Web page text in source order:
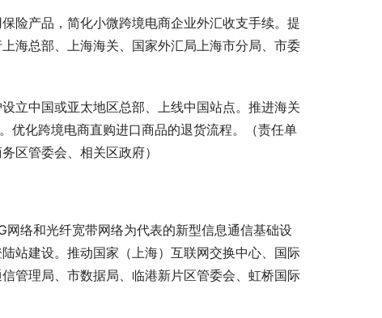
险产品，简化小微跨境电商企业外汇收支手续。提
海总部、上海海关、国家外汇局上海市分局、市委
立中国或亚太地区总部、上线中国站点。推进海关
优化跨境电商直购进口商品的退货流程。（责任单
区管委会、相关区政府）
网络和光纤宽带网络为代表的新型信息通信基础设
站建设。推动国家（上海）互联网交换中心、国际
管理局、市数据局、临港新片区管委会、虹桥国际